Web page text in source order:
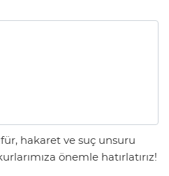
hakaret ve suç unsuru
önemle hatırlatırız!